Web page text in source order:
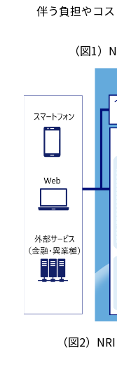
伴う負担やコス
（図1
（図2）